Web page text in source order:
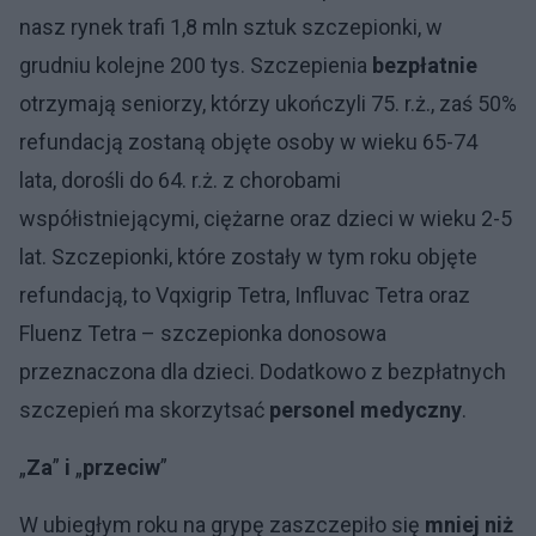
nasz rynek trafi 1,8 mln sztuk szczepionki, w
grudniu kolejne 200 tys. Szczepienia bezpłatnie
otrzymają seniorzy, którzy ukończyli 75. r.ż., zaś 50%
refundacją zostaną objęte osoby w wieku 65-74
lata, dorośli do 64. r.ż. z chorobami
współistniejącymi, ciężarne oraz dzieci w wieku 2-5
lat. Szczepionki, które zostały w tym roku objęte
refundacją, to Vqxigrip Tetra, Influvac Tetra oraz
Fluenz Tetra – szczepionka donosowa
przeznaczona dla dzieci. Dodatkowo z bezpłatnych
szczepień ma skorzytsać personel medyczny.
„Za” i „przeciw”
W ubiegłym roku na grypę zaszczepiło się mniej niż